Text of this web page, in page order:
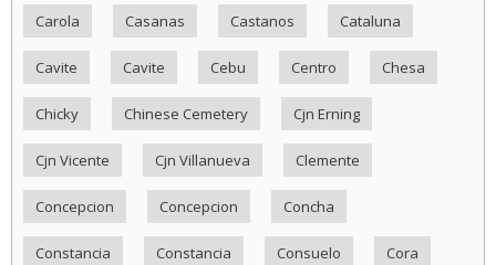
Carola Casanas Castanos Cataluna
Cavite Cavite Cebu Centro Chesa
Chicky Chinese Cemetery Cjn Erning
Cjn Vicente Cjn Villanueva Clemente
Concepcion Concepcion Concha
Constancia Constancia Consuelo Cora